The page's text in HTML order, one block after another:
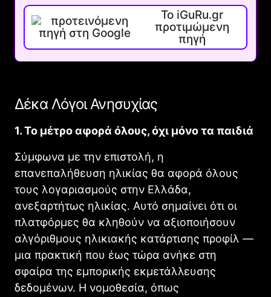
Το iGuRu.gr
προτιμώμενη
πηγή
Δέκα Λόγοι Ανησυχίας
1. Το μέτρο αφορά όλους, όχι μόνο τα παιδιά
Σύμφωνα με την επιστολή, η
επανεπαλήθευση ηλικίας θα αφορά όλους
τους λογαριασμούς στην Ελλάδα,
ανεξαρτήτως ηλικίας. Αυτό σημαίνει ότι οι
πλατφόρμες θα κληθούν να αξιοποιήσουν
αλγόριθμους ηλικιακής κατάρτισης προφίλ —
μια πρακτική που έως τώρα ανήκε στη
σφαίρα της εμπορικής εκμετάλλευσης
δεδομένων. Η νομοθεσία, όπως